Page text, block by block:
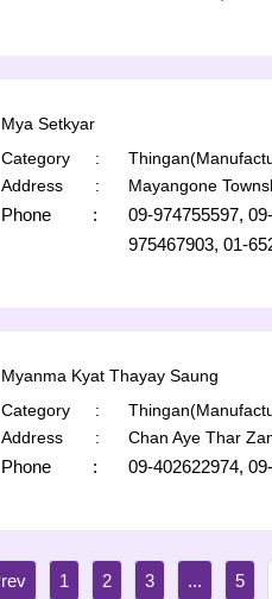
Mya Setkyar
Category
:
Address
: Mayangone
Phone :
09-974755597,
975467903, 01-
Myanma Kyat Thayay Saung
Category
:
Address
: Chan Aye Thar
Phone : 09-402622974,
1 2 3 ... 5